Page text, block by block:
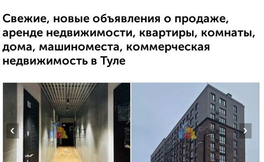
Свежие, новые объявления о продаже,
аренде недвижимости, квартиры, комнаты,
дома, машиноместа, коммерческая
недвижимость в Туле
‹ ›